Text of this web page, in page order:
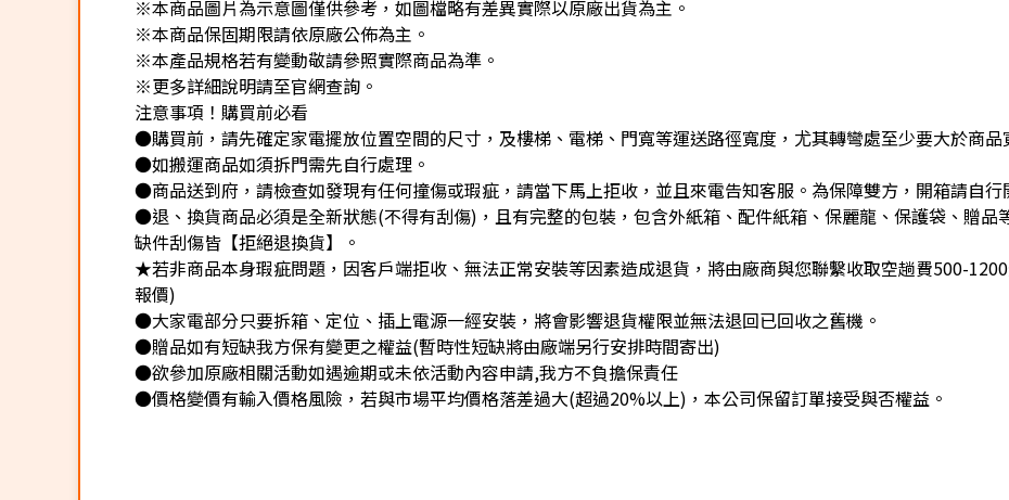
※本商品圖片為示意圖僅供參考，如圖檔略有差異實際以原廠出貨為主。
※本商品保固期限請依原廠公佈為主。
※本產品規格若有變動敬請參照實際商品為準。
※更多詳細說明請至官網查詢。
注意事項！購買前必看
●購買前，請先確定家電擺放位置空間的尺寸，及樓梯、電梯、門寬等運送路徑寬度，尤其轉彎處至少要大於商品
●如搬運商品如須拆門需先自行處理。
●商品送到府，請檢查如發現有任何撞傷或瑕疵，請當下馬上拒收，並且來電告知客服。為保障雙方，開箱請自
●退、換貨商品必須是全新狀態(不得有刮傷)，且有完整的包裝，包含外紙箱、配件紙箱、保麗龍、保護袋、贈品
缺件刮傷皆【拒絕退換貨】。
★若非商品本身瑕疵問題，因客戶端拒收、無法正常安裝等因素造成退貨，將由廠商與您聯繫收取空趟費500-
報價)
●大家電部分只要拆箱、定位、插上電源一經安裝，將會影響退貨權限並無法退回已回收之舊機。
●贈品如有短缺我方保有變更之權益(暫時性短缺將由廠端另行安排時間寄出)
●欲參加原廠相關活動如遇逾期或未依活動內容申請,我方不負擔保責任
●價格變價有輸入價格風險，若與市場平均價格落差過大(超過20%以上)，本公司保留訂單接受與否權益。